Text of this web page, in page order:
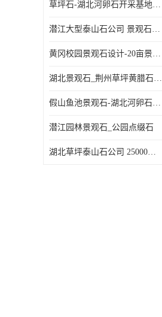
草坪石-湖北河卵石开采基地-随州天然鹅卵石批发
潜江大型泰山石公司 景观石厂家 华中大型景观石基地
黄冈校园景观石设计-20亩景观石基地
湖北景观石_荆州草坪黄腊石公司
假山鱼池景观石-湖北河卵石开采基地-荆州河道鹅卵石厂家
潜江园林景观石_公园点缀石
湖北草坪泰山石公司 25000平米景观石基地